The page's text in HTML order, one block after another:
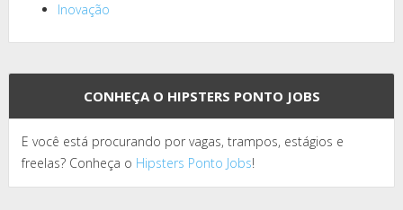
Inovação
CONHEÇA O HIPSTERS PONTO JOBS
E você está procurando por vagas, trampos, estágios e
freelas? Conheça o Hipsters Ponto Jobs!